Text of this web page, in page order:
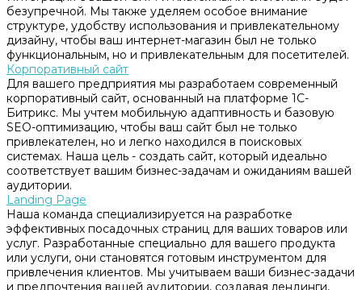
безупречной. Мы также уделяем особое внимание
структуре, удобству использования и привлекательному
дизайну, чтобы ваш интернет-магазин был не только
функциональным, но и привлекательным для посетителей.
Корпоративный сайт
Для вашего предприятия мы разработаем современный
корпоративный сайт, основанный на платформе 1С-
Битрикс. Мы учтем мобильную адаптивность и базовую
SEO-оптимизацию, чтобы ваш сайт был не только
привлекателен, но и легко находился в поисковых
системах. Наша цель - создать сайт, который идеально
соответствует вашим бизнес-задачам и ожиданиям вашей
аудитории.
Landing Page
Наша команда специализируется на разработке
эффективных посадочных страниц для ваших товаров или
услуг. Разработанные специально для вашего продукта
или услуги, они становятся готовым инструментом для
привлечения клиентов. Мы учитываем ваши бизнес-задачи
и предпочтения вашей аудитории, создавая лендинги,